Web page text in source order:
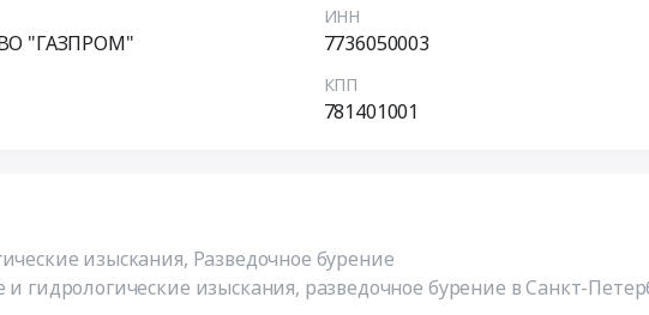
"ГАЗПРОМ"
ИНН
7736050003
КПП
781401001
изыскания, Разведочное бурение
гидрологические изыскания, разведочное бурение в Санкт-